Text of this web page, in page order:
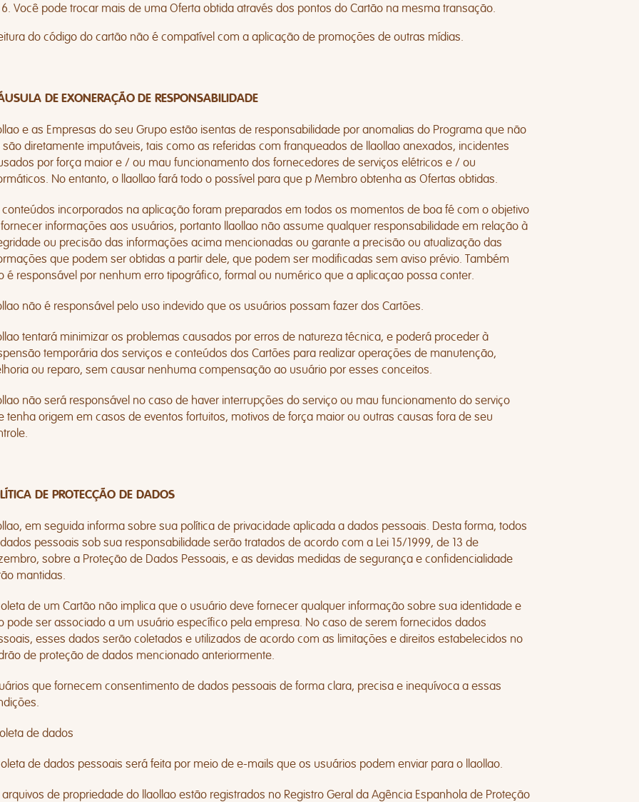
Você pode trocar mais de uma Oferta obtida através dos pontos do Cartão na mesma transação.
do código do cartão não é compatível com a aplicação de promoções de outras mídias.
DE EXONERAÇÃO DE RESPONSABILIDADE
e as Empresas do seu Grupo estão isentas de responsabilidade por anomalias do Programa que não
são diretamente imputáveis, tais como as referidas com franqueados de llaollao anexados, incidentes
​​por força maior e / ou mau funcionamento dos fornecedores de serviços elétricos e / ou
No entanto, o llaollao fará todo o possível para que p Membro obtenha as Ofertas obtidas.
incorporados na aplicação foram preparados em todos os momentos de boa fé com o objetivo
informações aos usuários, portanto llaollao não assume qualquer responsabilidade em relação à
ou precisão das informações acima mencionadas ou garante a precisão ou atualização das
que podem ser obtidas a partir dele, que podem ser modificadas sem aviso prévio. Também
é responsável por nenhum erro tipográfico, formal ou numérico que a aplicaçao possa conter.
não é responsável pelo uso indevido que os usuários possam fazer dos Cartões.
tentará minimizar os problemas causados ​​por erros de natureza técnica, e poderá proceder à
temporária dos serviços e conteúdos dos Cartões para realizar operações de manutenção,
ou reparo, sem causar nenhuma compensação ao usuário por esses conceitos.
não será responsável no caso de haver interrupções do serviço ou mau funcionamento do serviço
tenha origem em casos de eventos fortuitos, motivos de força maior ou outras causas fora de seu
DE PROTECÇÃO DE DADOS
em seguida informa sobre sua política de privacidade aplicada a dados pessoais. Desta forma, todos
pessoais sob sua responsabilidade serão tratados de acordo com a Lei 15/1999, de 13 de
sobre a Proteção de Dados Pessoais, e as devidas medidas de segurança e confidencialidade
mantidas.
de um Cartão não implica que o usuário deve fornecer qualquer informação sobre sua identidade e
pode ser associado a um usuário específico pela empresa. No caso de serem fornecidos dados
esses dados serão coletados e utilizados de acordo com as limitações e direitos estabelecidos no
de proteção de dados mencionado anteriormente.
que fornecem consentimento de dados pessoais de forma clara, precisa e inequívoca a essas
de dados
de dados pessoais será feita por meio de e-mails que os usuários podem enviar para o llaollao.
de propriedade do llaollao estão registrados no Registro Geral da Agência Espanhola de Proteção